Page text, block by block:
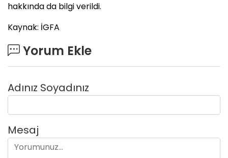
hakkında da bilgi verildi.
Kaynak: İGFA
Yorum Ekle
Adınız Soyadınız
Mesaj